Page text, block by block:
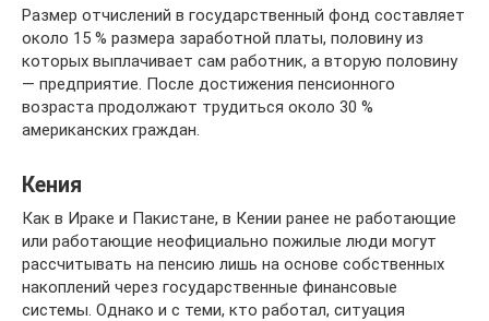
Размер отчислений в государственный фонд составляет
около 15 % размера заработной платы, половину из
которых выплачивает сам работник, а вторую половину
— предприятие. После достижения пенсионного
возраста продолжают трудиться около 30 %
американских граждан.
Кения
Как в Ираке и Пакистане, в Кении ранее не работающие
или работающие неофициально пожилые люди могут
рассчитывать на пенсию лишь на основе собственных
накоплений через государственные финансовые
системы. Однако и с теми, кто работал, ситуация